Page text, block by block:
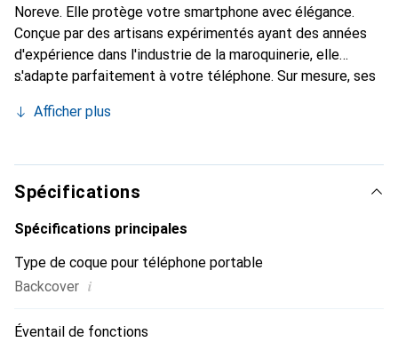
Noreve. Elle protège votre smartphone avec élégance.
Conçue par des artisans expérimentés ayant des années
d'expérience dans l'industrie de la maroquinerie, elle
s'adapte parfaitement à votre téléphone. Sur mesure, ses
peau. Elle devient l'accessoire chic et indispensable pour
internationalement pour ses produits de haute qualité et
est un choix fiable pour une clientèle exigeante.
Afficher plus
Spécifications
Spécifications principales
Type de coque pour téléphone portable
Backcover i
Éventail de fonctions